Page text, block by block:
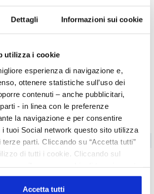
Dettagli Informazioni sui cookie
utilizza i cookie
esperienza di navigazione e,
ottenere statistiche sull’uso dei
contenuti – anche pubblicitari,
- in linea con le preferenze
la navigazione e per consentire
i tuoi Social network questo sito utilizza
parti. Cliccando su “Accetta tutti”
di tutti i cookie. Cliccando sul
utilizzato. Cliccando su
scelte” è possibile esprimere la propria
Accetta tutti
e Utilizzatori a Valle
Restrizione
Classificazioni ed Etichettature